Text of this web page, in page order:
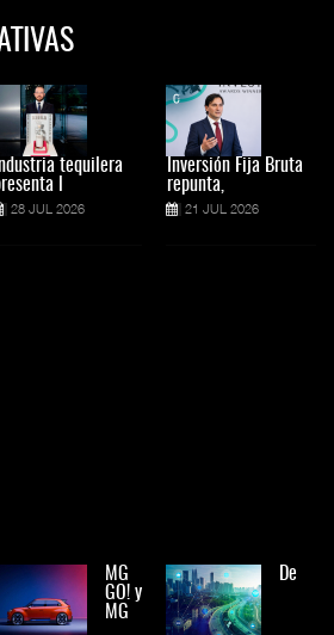
tequilera
l
28 JUL 2026
Inversión Fija Bruta
repunta,
21 JUL 2026
MG
GO! y
MG
De